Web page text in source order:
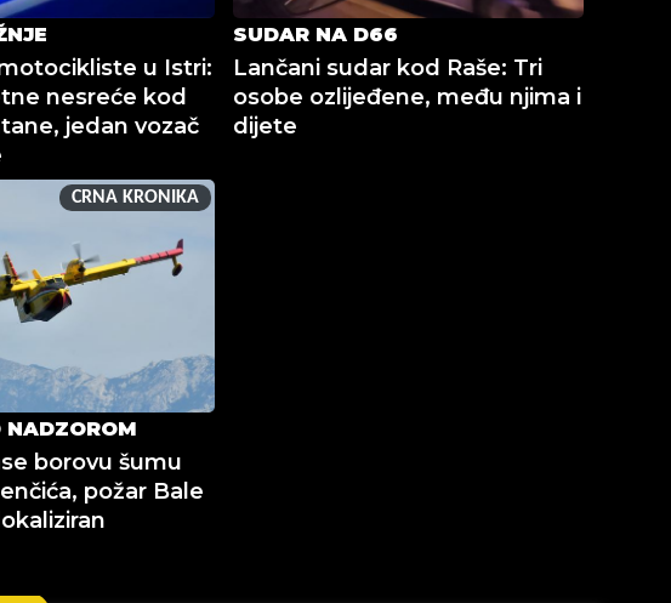
u Istri:
nesreće kod
jedan vozač
SUDAR NA D66
Lančani sudar kod Raše: Tri
osobe ozlijeđene, među njima i
dijete
CRNA KRONIKA
NADZOROM
borovu šumu
požar Bale